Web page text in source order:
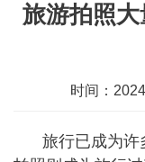
旅游拍照
时间：
旅行已成为许